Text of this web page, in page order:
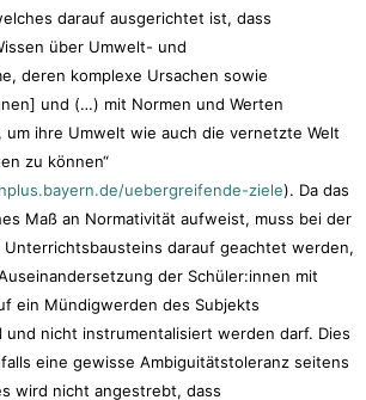
darauf ausgerichtet ist, dass
über Umwelt- und
deren komplexe Ursachen sowie
und (…) mit Normen und Werten
ihre Umwelt wie auch die vernetzte Welt
zu können“
uebergreifende-ziele). Da das
Maß an Normativität aufweist, muss bei der
darauf geachtet werden,
der Schüler:innen mit
ein Mündigwerden des Subjekts
nicht instrumentalisiert werden darf. Dies
eine gewisse Ambiguitätstoleranz seitens
wird nicht angestrebt, dass